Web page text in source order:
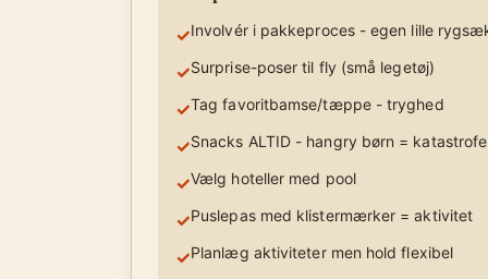
✓Involvér i pakkeproces - egen lille
✓Surprise-poser til fly (små legetøj)
✓Tag favoritbamse/tæppe - tryghed
✓Snacks ALTID - hangry børn = katastrofe
✓Vælg hoteller med pool
✓Puslepas med klistermærker = aktivitet
✓Planlæg aktiviteter men hold flexibel